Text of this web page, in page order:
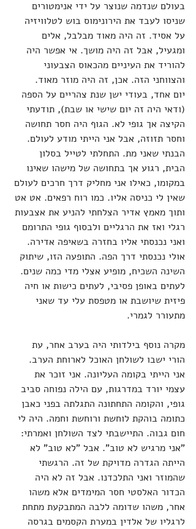
בעולם שנדמה שנוצר על ידי אנימטורים
שניסו לעבד את הירונימוס בוש לטלוויזיה
על אסיד. זה היה מאוד מבלבל, אלים
ומגעיל, אבל זה היה מושך. אי אפשר היה
להוריד את העיניים מהכאוס הצבעוני
והצווחני הזה. אכן, זה היה מוזר מאוד.
יום אחד, בעודי ישן שנת צהריים על הספה
(ודאי היה זה יום שישי או שבת), תודעתי
הקיצה אך גופי לא. הגוף היה חסר תחושה
וחסר תזוזה, אבל אני הייתי מודע לעולם.
הבנתי שאני מת. התחלתי לטייל בסלון
הבית, רגוע אך בתחושה של מישהו שאינו
במקומו, כאילו אני מחליק דרך חרכים לעולם
שאין לי כניסה אליו. כמו רוח רפאים. אט אט
ותוך מאמץ אדיר הצלחתי להניע את אצבעות
רגלי ואז את הרגליים ולבסוף גופי התרומם
ואני נכנסתי אליו בחזרה בשאיפה אדירה.
אולי נכנסתי דרך הפה. התופעה הזו, שיתוק
השינה השכיח, מופיע אצלי מדי כמה שנים.
לעתים באופן פסיבי, לעתים כישות או חיה
פיזית שיושבת או מטפסת עלי עד שאני
מתעורר לגמרי.
מקרה נוסף בילדותי היה בערב אחר, עת
הורי ישבו לשולחן האוכל לארוחת הערב.
אני הייתי בקומה העליונה. אני זוכר את
עצמי יורד במדרגות, עם הילה נפוחה סביב
גופי, והקומה התחתונה התגלתה בפני כאבן
כתומה בוהקת לוחשת ורוחשת וחמה. היה לי
חום גבוה. התיישבתי לצד השולחן ואמרתי:
"אני מרגיש לא טוב". אבל "לא טוב" לא
הייתה הגדרה מדויקת של זה. הרגשתי
שהמוזר ואני התלכדנו. אבל זה לא היה
הכדור האלסטי חסר המימדים אלא משהו
אחר, משהו שדומה ללבה המתבקעת מתחת
לרגליו של אלדין במערת הקסמים בגרסה